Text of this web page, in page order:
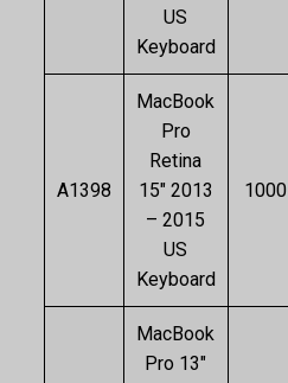
US
Keyboard
A1398
MacBook
Pro
Retina
15″ 2013
– 2015
US
Keyboard
1000
MacBook
Pro 13″